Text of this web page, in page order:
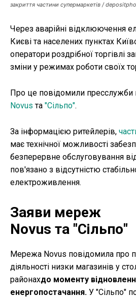
закриття частини супермаркетів /
Через аварійні відклюючення
Києві та населених пунктах
оператори роздрібної торгівлі
зміни у режимах роботи своїх
Про це повідомили
Novus та "Сільпо".
За інформацією ритейлерів,
має технічної можливості
безперервне обслуговування
пов'язано з відсутністю
електроживлення.
Заяви мереж
Novus та "Сільпо"
Мережа Novus повідомила про
діяльності низки магазинів у
районахдо моменту
енергопостачання. У "Сільпо"